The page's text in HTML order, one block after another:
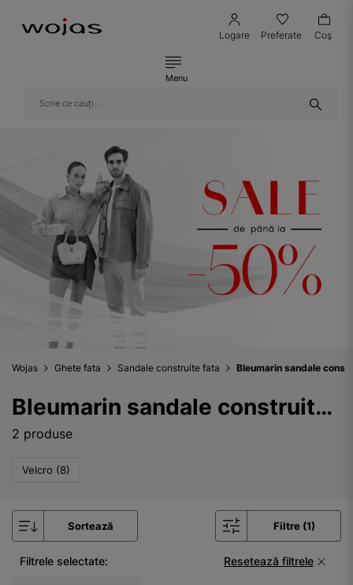
Logare Preferate Coş
Menu
Wojas Ghete fata Sandale construite fata Bleumarin sandale
Bleumarin sandale construite fata
2 produse
Velcro (8)
Sortează Filtre (1)
Filtrele selectate: Resetează filtrele